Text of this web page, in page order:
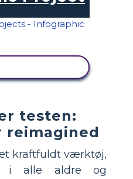
testen:
reimagined
kraftfuldt værktøj,
i alle aldre og